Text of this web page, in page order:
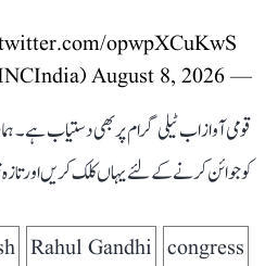
opwpXCuKwS
— Congress (@INCIndia)
August 8, 2026
قومی آواز اب ٹیلی گرام پر بھی دستیاب
کو جوائن کرنے کے لئے یہاں کلک کریں اور
congress
Rahul Gandhi